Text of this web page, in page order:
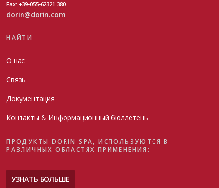
Fax: +39-055-62321.380
dorin@dorin.com
НАЙТИ
О нас
Связь
Документация
Контакты & Информационный бюллетень
ПРОДУКТЫ DORIN SPA, ИСПОЛЬЗУЮТСЯ В
РАЗЛИЧНЫХ ОБЛАСТЯХ ПРИМЕНЕНИЯ:
УЗНАТЬ БОЛЬШЕ